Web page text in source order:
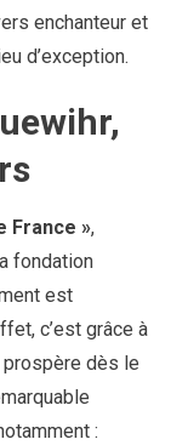
enchanteur et
d’exception.
France »,
fondation
est
c’est grâce à
prospère dès le
: